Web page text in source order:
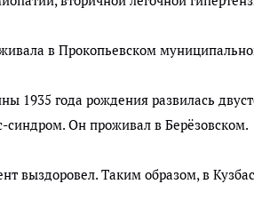
в Прокопьевском
1935 года рождения развилась
синдром. Он проживал в Берёзовском.
выздоровел. Таким образом, в